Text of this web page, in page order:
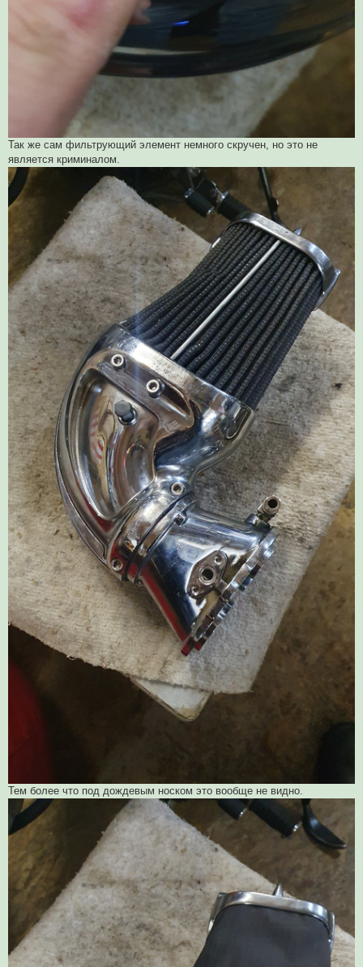
Так же сам фильтрующий элемент немного скручен, но это не
является криминалом.
Тем более что под дождевым носком это вообще не видно.